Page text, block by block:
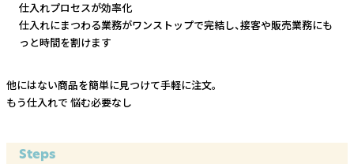
仕入れプロセスが効率化
仕入れにまつわる業務がワンストップで完結し、接客や販売業務にも
っと時間を割けます
他にはない商品を簡単に見つけて手軽に注文。
もう仕入れで 悩む必要なし
Steps